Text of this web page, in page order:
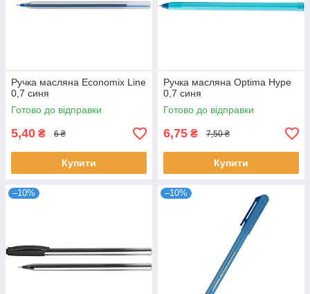
Ручка масляна Economix Line
0,7 синя
Готово до відправки
5,40 ₴ 6 ₴
Купити
Ручка масляна Optima Hype
0,7 синя
Готово до відправки
6,75 ₴ 7,50 ₴
Купити
–10% –10%